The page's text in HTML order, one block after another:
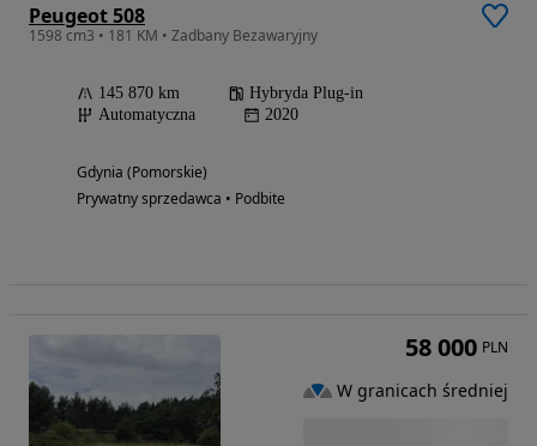
Peugeot 508
1598 cm3 • 181 KM • Zadbany Bezawaryjny
145 870 km
Hybryda Plug-in
Automatyczna
2020
Gdynia (Pomorskie)
Prywatny sprzedawca • Podbite
58 000 PLN
W granicach średniej